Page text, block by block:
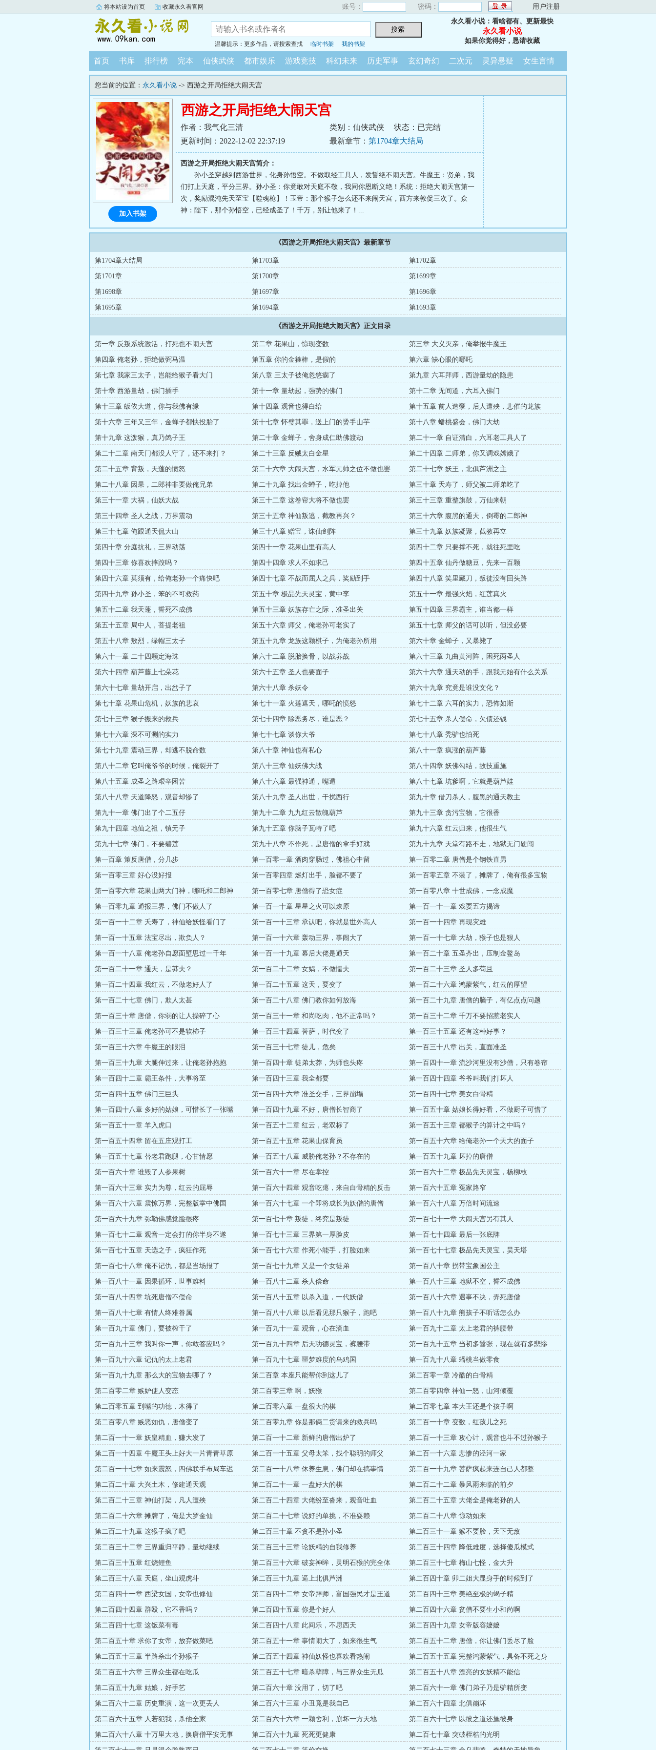
将本站设为首页 收藏永久看官网 账号： 密码： 用户注册
温馨提示：更多作品，请搜索查找 临时书架 我的书架
永久看小说：看啥都有、更新最快
永久看小说
如果你觉得好，恳请收藏
首页 书库 排行榜 完本 仙侠武侠 都市娱乐 游戏竞技 科幻未来 历史军事 玄幻奇幻 二次元 灵异悬疑 女生言情
您当前的位置： 永久看小说 -> 西游之开局拒绝大闹天宫
西游之开局拒绝大闹天宫
作者：我气化三清 类别：仙侠武侠
状态：已完结
更新时间：2022-12-02 22:37:19
最新章节： 第1704章大结局
西游之开局拒绝大闹天宫简介：
孙小圣穿越到西游世界，化身孙悟空。不做取经工具人，发誓绝不闹天宫。牛魔王：贤弟，我
们打上天庭，平分三界。孙小圣：你竟敢对天庭不敬，我同你恩断义绝！系统：拒绝大闹天宫第一
次，奖励混沌先天至宝【噬魂枪】！玉帝：那个猴子怎么还不来闹天宫，西方来敦促三次了。众
神：陛下，那个孙悟空，已经成圣了！千万，别让他来了！...
加入书架
《西游之开局拒绝大闹天宫》最新章节
第1704章大结局 第1703章 第1702章
第1701章 第1700章 第1699章
第1698章 第1697章 第1696章
第1695章 第1694章 第1693章
《西游之开局拒绝大闹天宫》正文目录
第一章 反叛系统激活，打死也不闹天宫 第二章 花果山，惊现变数 第三章 大义灭亲，俺举报牛魔王
第四章 俺老孙，拒绝做弼马温 第五章 你的金箍棒，是假的 第六章 缺心眼的哪吒
第七章 我家三太子，岂能给猴子看大门 第八章 三太子被俺忽悠瘸了 第九章 六耳拜师，西游量劫的隐患
第十章 西游量劫，佛门插手 第十一章 量劫起，强势的佛门 第十二章 无间道，六耳入佛门
第十三章 皈依大道，你与我佛有缘 第十四章 观音也得白给 第十五章 前人造孽，后人遭殃，悲催的龙族
第十六章 三年又三年，金蝉子都快投胎了 第十七章 怀璧其罪，送上门的烫手山芋 第十八章 蟠桃盛会，佛门大劫
第十九章 这泼猴，真乃鸽子王 第二十章 金蝉子，舍身成仁助佛渡劫 第二十一章 自证清白，六耳老工具人了
第二十二章 南天门都没人守了，还不来打？ 第二十三章 反贼太白金星 第二十四章 二师弟，你又调戏嫦娥了
第二十五章 背叛，天蓬的愤怒 第二十六章 大闹天宫，水军元帅之位不做也罢 第二十七章 妖王，北俱芦洲之主
第二十八章 因果，二郎神非要做俺兄弟 第二十九章 找出金蝉子，吃掉他 第三十章 夭寿了，师父被二师弟吃了
第三十一章 大祸，仙妖大战 第三十二章 这卷帘大将不做也罢 第三十三章 重整旗鼓，万仙来朝
第三十四章 圣人之战，万界震动 第三十五章 神仙叛逃，截教再兴？ 第三十六章 腹黑的通天，倒霉的二郎神
第三十七章 俺跟通天侃大山 第三十八章 赠宝，诛仙剑阵 第三十九章 妖族凝聚，截教再立
第四十章 分庭抗礼，三界动荡 第四十一章 花果山里有高人 第四十二章 只要撑不死，就往死里吃
第四十三章 你喜欢摔跤吗？ 第四十四章 求人不如求己 第四十五章 仙丹做糖豆，先来一百颗
第四十六章 莫须有，给俺老孙一个痛快吧 第四十七章 不战而屈人之兵，奖励到手 第四十八章 笑里藏刀，叛徒没有回头路
第四十九章 孙小圣，笨的不可救药 第五十章 极品先天灵宝，黄中李 第五十一章 最强火焰，红莲真火
第五十二章 我天蓬，誓死不成佛 第五十三章 妖族存亡之际，准圣出关 第五十四章 三界霸主，谁当都一样
第五十五章 局中人，菩提老祖 第五十六章 师父，俺老孙可老实了 第五十七章 师父的话可以听，但没必要
第五十八章 敖烈，绿帽三太子 第五十九章 龙族这颗棋子，为俺老孙所用 第六十章 金蝉子，又暴毙了
第六十一章 二十四颗定海珠 第六十二章 脱胎换骨，以战养战 第六十三章 九曲黄河阵，困死两圣人
第六十四章 葫芦藤上七朵花 第六十五章 圣人也要面子 第六十六章 通天动的手，跟我元始有什么关系
第六十七章 量劫开启，出岔子了 第六十八章 杀妖令 第六十九章 究竟是谁没文化？
第七十章 花果山危机，妖族的悲哀 第七十一章 火莲遮天，哪吒的愤怒 第七十二章 六耳的实力，恐怖如斯
第七十三章 猴子搬来的救兵 第七十四章 除恶务尽，谁是恶？ 第七十五章 杀人偿命，欠债还钱
第七十六章 深不可测的实力 第七十七章 谈你大爷 第七十八章 秃驴也怕死
第七十九章 震动三界，却逃不脱命数 第八十章 神仙也有私心 第八十一章 疯涨的葫芦藤
第八十二章 它叫俺爷爷的时候，俺裂开了 第八十三章 仙妖佛大战 第八十四章 妖佛勾结，故技重施
第八十五章 成圣之路艰辛困苦 第八十六章 最强神通，嘴遁 第八十七章 坑爹啊，它就是葫芦娃
第八十八章 天道降怒，观音却惨了 第八十九章 圣人出世，干扰西行 第九十章 借刀杀人，腹黑的通天教主
第九十一章 佛门出了个二五仔 第九十二章 九九红云散魄葫芦 第九十三章 贪污宝物，它很香
第九十四章 地仙之祖，镇元子 第九十五章 你脑子瓦特了吧 第九十六章 红云归来，他很生气
第九十七章 佛门，不要碧莲 第九十八章 不作死，是唐僧的拿手好戏 第九十九章 天堂有路不走，地狱无门硬闯
第一百章 策反唐僧，分几步 第一百零一章 酒肉穿肠过，佛祖心中留 第一百零二章 唐僧是个钢铁直男
第一百零三章 好心没好报 第一百零四章 燃灯出手，脸都不要了 第一百零五章 不装了，摊牌了，俺有很多宝物
第一百零六章 花果山两大门神，哪吒和二郎神 第一百零七章 唐僧得了恐女症 第一百零八章 十世成佛，一念成魔
第一百零九章 通报三界，佛门不做人了 第一百一十章 星星之火可以燎原 第一百一十一章 戏耍五方揭谛
第一百一十二章 夭寿了，神仙给妖怪看门了 第一百一十三章 承认吧，你就是世外高人 第一百一十四章 再现灾难
第一百一十五章 法宝尽出，欺负人？ 第一百一十六章 轰动三界，事闹大了 第一百一十七章 大劫，猴子也是狠人
第一百一十八章 俺老孙自愿面壁思过一千年 第一百一十九章 幕后大佬是通天 第一百二十章 五圣齐出，压制金鳌岛
第一百二十一章 通天，是莽夫？ 第一百二十二章 女娲，不做懦夫 第一百二十三章 圣人多苟且
第一百二十四章 我红云，不做老好人了 第一百二十五章 这天，要变了 第一百二十六章 鸿蒙紫气，红云的厚望
第一百二十七章 佛门，欺人太甚 第一百二十八章 佛门教你如何放海 第一百二十九章 唐僧的脑子，有亿点点问题
第一百三十章 唐僧，你弱的让人操碎了心 第一百三十一章 和尚吃肉，他不正常吗？ 第一百三十二章 千万不要招惹老实人
第一百三十三章 俺老孙可不是软柿子 第一百三十四章 菩萨，时代变了 第一百三十五章 还有这种好事？
第一百三十六章 牛魔王的眼泪 第一百三十七章 徒儿，危矣 第一百三十八章 出关，直面准圣
第一百三十九章 大腿伸过来，让俺老孙抱抱 第一百四十章 徒弟太莽，为师也头疼 第一百四十一章 流沙河里没有沙僧，只有卷帘
第一百四十二章 霸王条件，大事将至 第一百四十三章 我全都要 第一百四十四章 爷爷叫我们打坏人
第一百四十五章 佛门三巨头 第一百四十六章 准圣交手，三界崩塌 第一百四十七章 美女白骨精
第一百四十八章 多好的姑娘，可惜长了一张嘴 第一百四十九章 不好，唐僧长智商了 第一百五十章 姑娘长得好看，不做厨子可惜了
第一百五十一章 羊入虎口 第一百五十二章 红云，老双标了 第一百五十三章 都猴子的算计之中吗？
第一百五十四章 留在五庄观打工 第一百五十五章 花果山保育员 第一百五十六章 给俺老孙一个天大的面子
第一百五十七章 替老君跑腿，心甘情愿 第一百五十八章 威胁俺老孙？不存在的 第一百五十九章 坏掉的唐僧
第一百六十章 谁毁了人参果树 第一百六十一章 尽在掌控 第一百六十二章 极品先天灵宝，杨柳枝
第一百六十三章 实力为尊，红云的屈辱 第一百六十四章 观音吃瘪，来自白骨精的反击 第一百六十五章 冤家路窄
第一百六十六章 震惊万界，完整版掌中佛国 第一百六十七章 一个即将成长为妖僧的唐僧 第一百六十八章 万倍时间流速
第一百六十九章 弥勒佛感觉脸很疼 第一百七十章 叛徒，终究是叛徒 第一百七十一章 大闹天宫另有其人
第一百七十二章 观音一定会打的你半身不遂 第一百七十三章 三界第一厚脸皮 第一百七十四章 最后一张底牌
第一百七十五章 天选之子，疯狂作死 第一百七十六章 作死小能手，打脸如来 第一百七十七章 极品先天灵宝，昊天塔
第一百七十八章 俺不记仇，都是当场报了 第一百七十九章 又是一个女徒弟 第一百八十章 拐带宝象国公主
第一百八十一章 因果循环，世事难料 第一百八十二章 杀人偿命 第一百八十三章 地狱不空，誓不成佛
第一百八十四章 坑死唐僧不偿命 第一百八十五章 以杀入道，一代妖僧 第一百八十六章 遇事不决，弄死唐僧
第一百八十七章 有情人终难眷属 第一百八十八章 以后看见那只猴子，跑吧 第一百八十九章 熊孩子不听话怎么办
第一百九十章 佛门，要被榨干了 第一百九十一章 观音，心在滴血 第一百九十二章 太上老君的裤腰带
第一百九十三章 我叫你一声，你敢答应吗？ 第一百九十四章 后天功德灵宝，裤腰带 第一百九十五章 当初多嚣张，现在就有多悲惨
第一百九十六章 记仇的太上老君 第一百九十七章 噩梦难度的乌鸡国 第一百九十八章 蟠桃当做零食
第一百九十九章 那么大的宝物去哪了？ 第二百章 本座只能帮你到这儿了 第二百零一章 冷酷的白骨精
第二百零二章 嫉妒使人变态 第二百零三章 啊，妖猴 第二百零四章 神仙一怒，山河倾覆
第二百零五章 到嘴的功德，木得了 第二百零六章 一盘很大的棋 第二百零七章 本大王还是个孩子啊
第二百零八章 嫉恶如仇，唐僧变了 第二百零九章 你是那俩二货请来的救兵吗 第二百一十章 变数，红孩儿之死
第二百一十一章 妖皇精血，赚大发了 第二百一十二章 新鲜的唐僧出炉了 第二百一十三章 攻心计，观音也斗不过孙猴子
第二百一十四章 牛魔王头上好大一片青青草原 第二百一十五章 父母太笨，找个聪明的师父 第二百一十六章 悲惨的泾河一家
第二百一十七章 如来震怒，四佛联手布局车迟 第二百一十八章 休养生息，佛门却在搞事情 第二百一十九章 菩萨疯起来连自己人都整
第二百二十章 大兴土木，修建通天观 第二百二十一章 一盘好大的棋 第二百二十二章 暴风雨来临的前夕
第二百二十三章 神仙打架，凡人遭殃 第二百二十四章 大佬纷至沓来，观音吐血 第二百二十五章 大佬全是俺老孙的人
第二百二十六章 摊牌了，俺是大罗金仙 第二百二十七章 说好的单挑，不准耍赖 第二百二十八章 惊动如来
第二百二十九章 这猴子疯了吧 第二百三十章 不贪不是孙小圣 第二百三十一章 猴不要脸，天下无敌
第二百三十二章 三界重归平静，量劫继续 第二百三十三章 论妖精的自我修养 第二百三十四章 降低难度，选择傻瓜模式
第二百三十五章 红烧鲤鱼 第二百三十六章 破妄神眸，灵明石猴的完全体 第二百三十七章 梅山七怪，金大升
第二百三十八章 天庭，坐山观虎斗 第二百三十九章 逼上北俱芦洲 第二百四十章 卯二姐大显身手的时候到了
第二百四十一章 西梁女国，女帝也修仙 第二百四十二章 女帝拜师，富国强民才是王道 第二百四十三章 美艳至极的蝎子精
第二百四十四章 群殴，它不香吗？ 第二百四十五章 你是个好人 第二百四十六章 贫僧不要生小和尚啊
第二百四十七章 这饭菜有毒 第二百四十八章 此间乐，不思西天 第二百四十九章 女帝版容嬷嬷
第二百五十章 求你了女帝，放弃做菜吧 第二百五十一章 事情闹大了，如来很生气 第二百五十二章 唐僧，你让佛门丢尽了脸
第二百五十三章 半路杀出个孙猴子 第二百五十四章 神仙妖怪也喜欢看热闹 第二百五十五章 完整鸿蒙紫气，具备不死之身
第二百五十六章 三界众生都在吃瓜 第二百五十七章 暗杀孽障，与三界众生无瓜 第二百五十八章 漂亮的女妖精不能信
第二百五十九章 姑娘，好手艺 第二百六十章 没用了，切了吧 第二百六十一章 佛门弟子乃是驴精所变
第二百六十二章 历史重演，这一次更丢人 第二百六十三章 小丑竟是我自己 第二百六十四章 北俱崩坏
第二百六十五章 人若犯我，杀他全家 第二百六十六章 一颗舍利，崩坏一方天地 第二百六十七章 以彼之道还施彼身
第二百六十八章 十万里大地，换唐僧平安无事 第二百六十九章 死死更健康 第二百七十章 突破桎梏的光明